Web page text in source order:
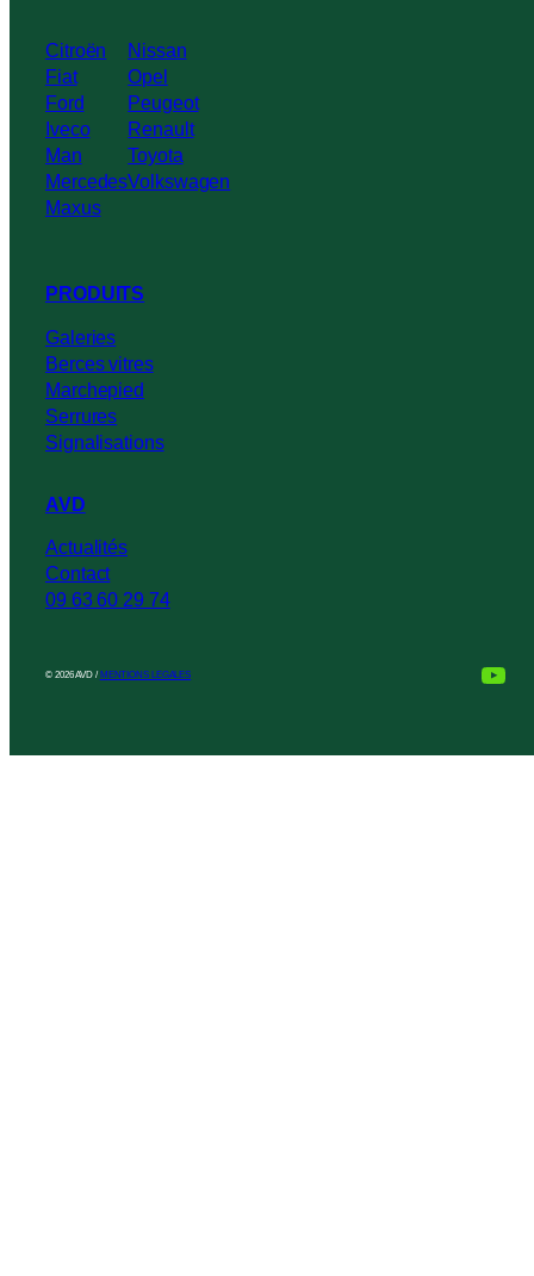
Citroën
Fiat
Ford
Iveco
Man
Mercedes
Maxus
Nissan
Opel
Peugeot
Renault
Toyota
Volkswagen
PRODUITS
Galeries
Berces vitres
Marchepied
Serrures
Signalisations
AVD
Actualités
Contact
09 63 60 29 74
© 2026 AVD / MENTIONS LEGALES